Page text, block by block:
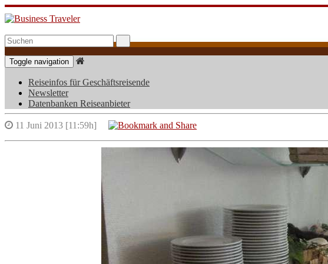
Toggle navigation
Reiseinfos für Geschäftsreisende
Newsletter
Datenbanken Reiseanbieter
Dorint Hotel Airport München Freising:
11 Juni 2013 [11:59h]